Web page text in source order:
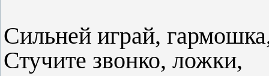
Сильней играй,
Стучите звонко, ложки,